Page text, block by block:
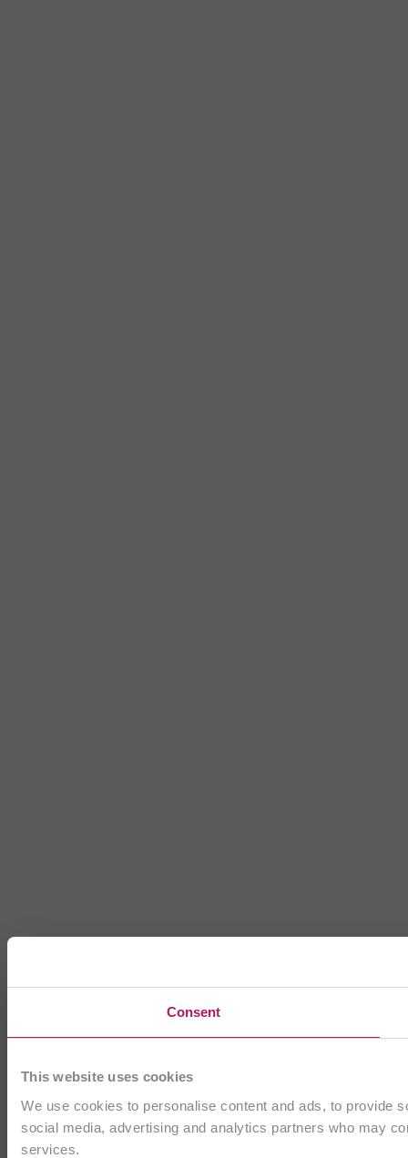
Consent
This website uses cookies
We use cookies to personalise content and ads, to provide
social media, advertising and analytics partners who may
services.